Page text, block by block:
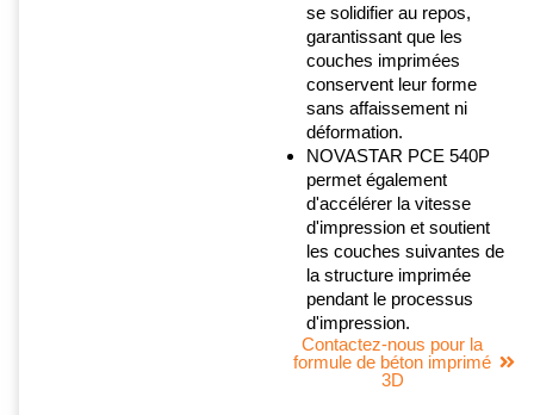
se solidifier au repos,
garantissant que les
couches imprimées
conservent leur forme
sans affaissement ni
déformation.
NOVASTAR PCE 540P
permet également
d'accélérer la vitesse
d'impression et soutient
les couches suivantes de
la structure imprimée
pendant le processus
d'impression.
Contactez-nous pour la
formule de béton imprimé
3D